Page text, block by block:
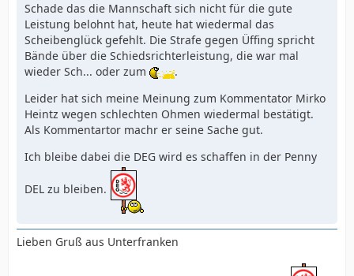
Schade das die Mannschaft sich nicht für die gute
Leistung belohnt hat, heute hat wiedermal das
Scheibenglück gefehlt. Die Strafe gegen Üffing spricht
Bände über die Schiedsrichterleistung, die war mal
wieder Sch... oder zum
.
Leider hat sich meine Meinung zum Kommentator Mirko
Heintz wegen schlechten Ohmen wiedermal bestätigt.
Als Kommentartor machr er seine Sache gut.
Ich bleibe dabei die DEG wird es schaffen in der Penny
DEL zu bleiben.
Lieben Gruß aus Unterfranken